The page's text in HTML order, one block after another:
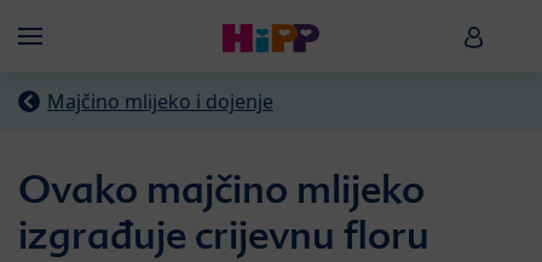
Menü HiPP
Majčino mlijeko i dojenje
Ovako majčino mlijeko
izgrađuje crijevnu floru